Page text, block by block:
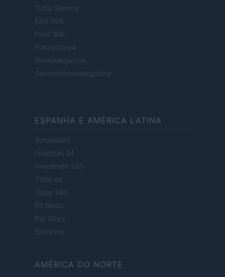
Tutto Gaming
ESG 365
Food Wiki
FuturoDonna
HomeMagazine
SecondHomeMagazine
ESPANHA E AMÉRICA LATINA
Actualidad
Finanzas 24
Investindo 365
Think.es
Viajar 365
ES Newz
Pet Story
Encocina
AMÉRICA DO NORTE